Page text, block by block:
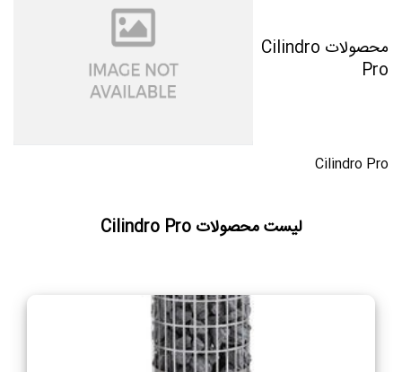
محصولات Cilindro
Pro
Cilindro Pro
لیست محصولات Cilindro Pro